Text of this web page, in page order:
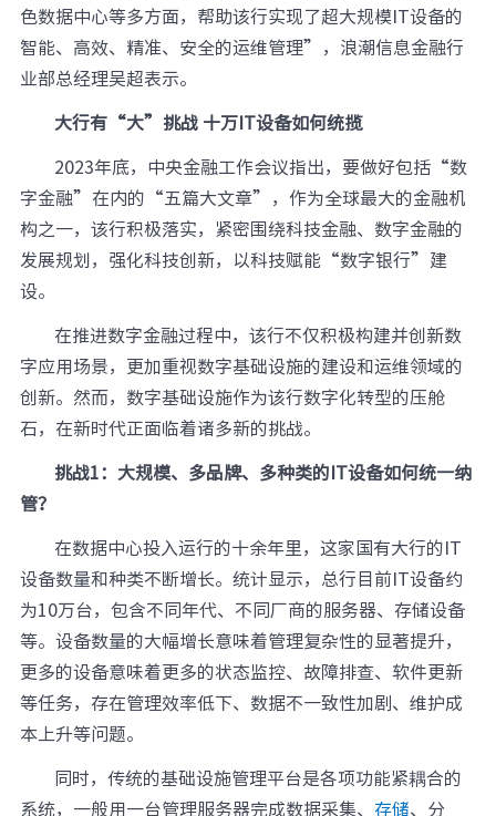
色数据中心等多方面，帮助该行实现了超大规模IT设备的
智能、高效、精准、安全的运维管理”，浪潮信息金融行
业部总经理吴超表示。
大行有“大”挑战 十万IT设备如何统揽
2023年底，中央金融工作会议指出，要做好包括“数
字金融”在内的“五篇大文章”，作为全球最大的金融机
构之一，该行积极落实，紧密围绕科技金融、数字金融的
发展规划，强化科技创新，以科技赋能“数字银行”建
设。
在推进数字金融过程中，该行不仅积极构建并创新数
字应用场景，更加重视数字基础设施的建设和运维领域的
创新。然而，数字基础设施作为该行数字化转型的压舱
石，在新时代正面临着诸多新的挑战。
挑战1： 大规模、多品牌、多种类的IT设备如何统一纳
管？
在数据中心投入运行的十余年里，这家国有大行的IT
设备数量和种类不断增长。统计显示，总行目前IT设备约
为10万台，包含不同年代、不同厂商的服务器、存储设备
等。设备数量的大幅增长意味着管理复杂性的显著提升，
更多的设备意味着更多的状态监控、故障排查、软件更新
等任务，存在管理效率低下、数据不一致性加剧、维护成
本上升等问题。
同时，传统的基础设施管理平台是各项功能紧耦合的
系统，一般用一台管理服务器完成数据采集、 存储、分